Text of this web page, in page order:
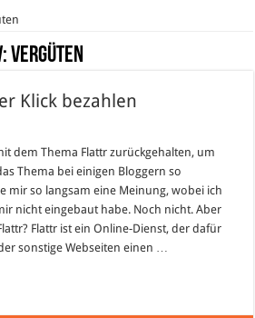
vergüten
Klick bezahlen
dem Thema Flattr zurückgehalten, um
Thema bei einigen Bloggern so
mir so langsam eine Meinung, wobei ich
nicht eingebaut habe. Noch nicht. Aber
Flattr ist ein Online-Dienst, der dafür
sonstige Webseiten einen …